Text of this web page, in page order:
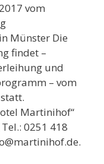
vom
Münster Die
findet –
und
– vom
Martinihof“
0251 418